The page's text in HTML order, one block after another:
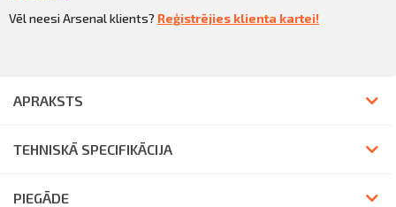
Vēl neesi Arsenal klients? Reģistrējies klienta kartei!
APRAKSTS
TEHNISKĀ SPECIFIKĀCIJA
PIEGĀDE